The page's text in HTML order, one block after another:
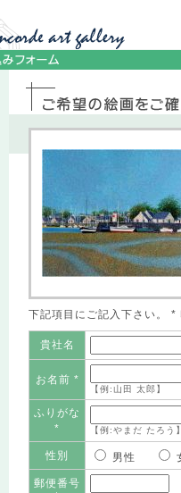
下記項目にご記入下さい。
貴社名
お名前 *
【例:山田 太郎】
ふりがな
*
【例:やまだ たろう
性別 男性
郵便番号